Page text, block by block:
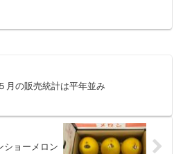
５月の販売統計は平年並み
ショーメロン